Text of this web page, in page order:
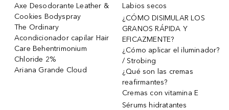
Axe Desodorante Leather &
Cookies Bodyspray
The Ordinary
Acondicionador capilar Hair
Care Behentrimonium
Chloride 2%
Ariana Grande Cloud
Labios secos
¿CÓMO DISIMULAR LOS
GRANOS RÁPIDA Y
EFICAZMENTE?
¿Cómo aplicar el iluminador?
/ Strobing
¿Qué son las cremas
reafirmantes?
Cremas con vitamina E
Sérums hidratantes